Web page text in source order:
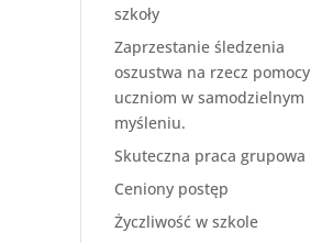
szkoły
Zaprzestanie śledzenia
oszustwa na rzecz pomocy
uczniom w samodzielnym
myśleniu.
Skuteczna praca grupowa
Ceniony postęp
Życzliwość w szkole